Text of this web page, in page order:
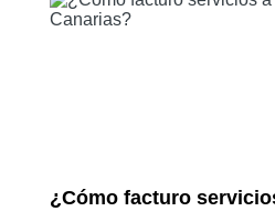
¿Cómo facturo